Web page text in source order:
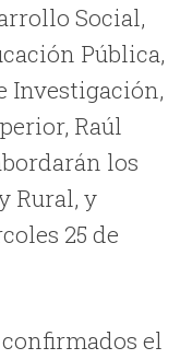
Social,
Pública,
Investigación,
Raúl
los
Rural, y
25 de
el